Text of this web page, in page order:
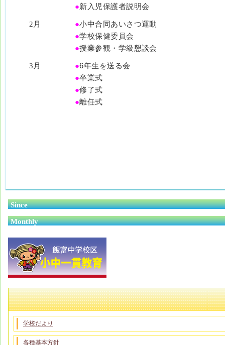
Since
Monthly
学校だより
各種基本方針
●新入児保護者説明会
2月 ●小中合同あいさつ運動
●学校保健委員会
●授業参観・学級懇談会
3月 ●6年生を送る会
●卒業式
●修了式
●離任式